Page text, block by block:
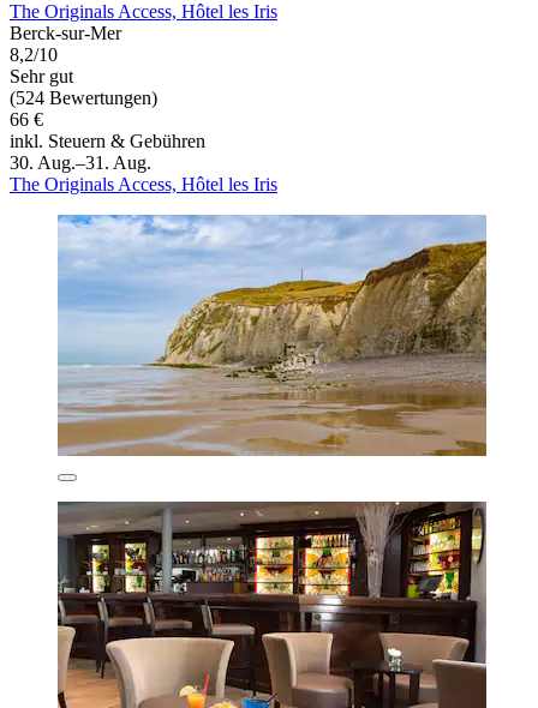
The Originals Access, Hôtel les Iris
Berck-sur-Mer
8,2/10
Sehr gut
(524 Bewertungen)
66 €
inkl. Steuern & Gebühren
30. Aug.–31. Aug.
The Originals Access, Hôtel les Iris